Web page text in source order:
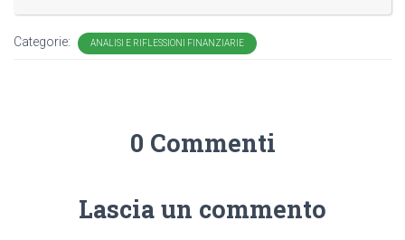
Categorie: ANALISI E RIFLESSIONI FINANZIARIE
0 Commenti
Lascia un commento